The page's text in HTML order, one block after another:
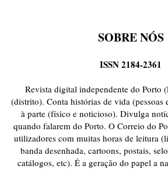
SOBRE NÓS
ISSN 2184-2361
Revista digital independente do Porto
(distrito). Conta histórias de vida (pessoas
à parte (físico e noticioso). Divulga
quando falarem do Porto. O Correio do
utilizadores com muitas horas de leitura
banda desenhada, cartoons, postais,
catálogos, etc). É a geração do papel a